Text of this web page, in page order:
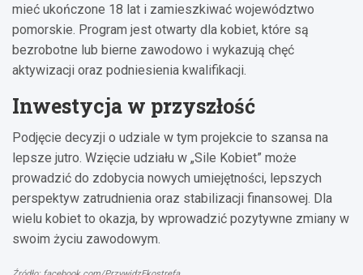
mieć ukończone 18 lat i zamieszkiwać województwo
pomorskie. Program jest otwarty dla kobiet, które są
bezrobotne lub bierne zawodowo i wykazują chęć
aktywizacji oraz podniesienia kwalifikacji.
Inwestycja w przyszłość
Podjęcie decyzji o udziale w tym projekcie to szansa na
lepsze jutro. Wzięcie udziału w „Sile Kobiet” może
prowadzić do zdobycia nowych umiejętności, lepszych
perspektyw zatrudnienia oraz stabilizacji finansowej. Dla
wielu kobiet to okazja, by wprowadzić pozytywne zmiany w
swoim życiu zawodowym.